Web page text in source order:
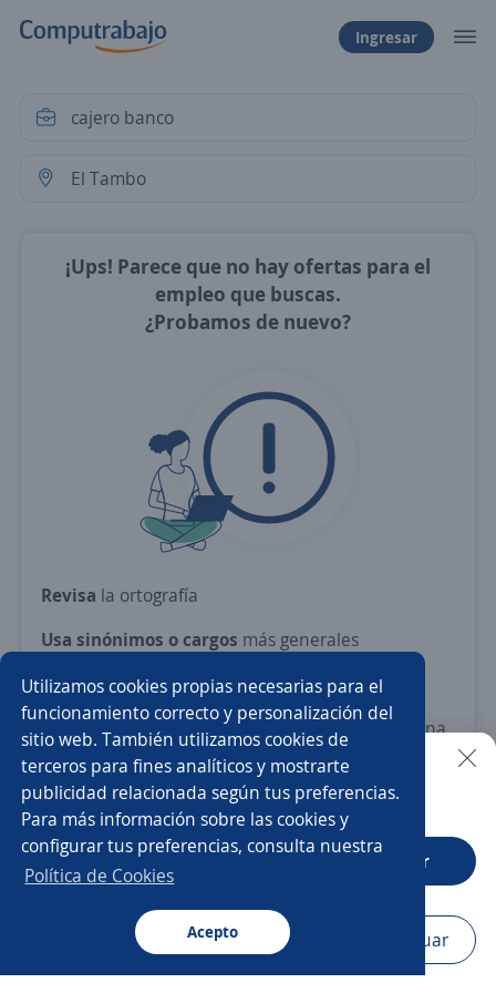
Ingresar
Buscar Postulaciones Avisos Favoritos
¡Ups! Parece que no hay ofertas para el
empleo que buscas.
¿Probamos de nuevo?
Revisa la ortografía
Usa sinónimos o cargos más generales
Ajustalos filtros seleccionados
O crea una alertay te avisamos cuando haya una
vacante con tus criterios
Nuevas ofertas de empleo
Buscar es más fácil en la app
CT App Abrir
Navegador Continuar
Utilizamos cookies propias necesarias para el
funcionamiento correcto y personalización del
sitio web. También utilizamos cookies de
terceros para fines analíticos y mostrarte
publicidad relacionada según tus preferencias.
Para más información sobre las cookies y
configurar tus preferencias, consulta nuestra
Política de Cookies
Acepto